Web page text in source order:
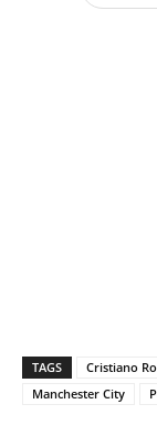
TAGS Cristiano
Manchester City